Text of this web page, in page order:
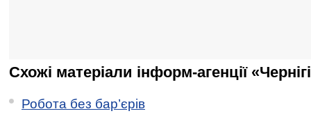
Схожі матеріали інформ-агенції
Робота без бар’єрів